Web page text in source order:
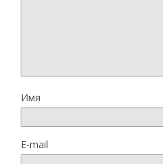
Имя
E-mail